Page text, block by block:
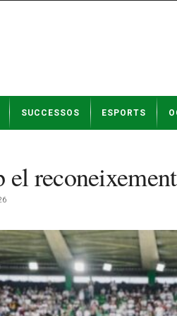
SUCCESSOS ESPORTS
el